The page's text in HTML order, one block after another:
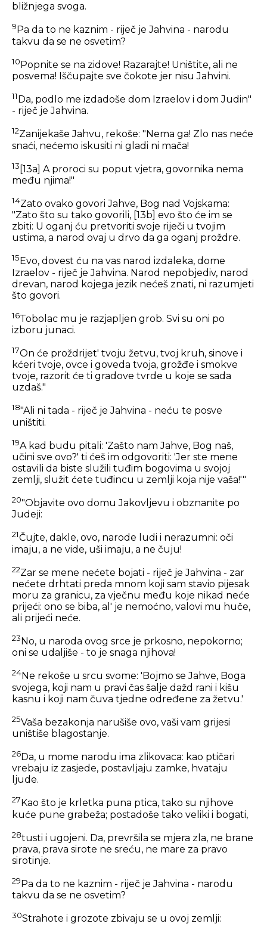
bližnjega svoga.
9 Pa da to ne kaznim - riječ je Jahvina - narodu
takvu da se ne osvetim?
10Popnite se na zidove! Razarajte! Uništite, ali ne
posvema! Iščupajte sve čokote jer nisu Jahvini.
11 Da, podlo me izdadoše dom Izraelov i dom Judin"
- riječ je Jahvina.
12Zanijekaše Jahvu, rekoše: "Nema ga! Zlo nas neće
snaći, nećemo iskusiti ni gladi ni mača!
13 [13a] A proroci su poput vjetra, govornika nema
među njima!"
14Zato ovako govori Jahve, Bog nad Vojskama:
"Zato što su tako govorili, [13b] evo što će im se
zbiti: U oganj ću pretvoriti svoje riječi u tvojim
ustima, a narod ovaj u drvo da ga oganj proždre.
15 Evo, dovest ću na vas narod izdaleka, dome
Izraelov - riječ je Jahvina. Narod nepobjediv, narod
drevan, narod kojega jezik nećeš znati, ni razumjeti
što govori.
16Tobolac mu je razjapljen grob. Svi su oni po
izboru junaci.
17On će proždrijet' tvoju žetvu, tvoj kruh, sinove i
kćeri tvoje, ovce i goveda tvoja, grožđe i smokve
tvoje, razorit će ti gradove tvrde u koje se sada
uzdaš."
18"Ali ni tada - riječ je Jahvina - neću te posve
uništiti.
19A kad budu pitali: 'Zašto nam Jahve, Bog naš,
učini sve ovo?' ti ćeš im odgovoriti: 'Jer ste mene
ostavili da biste služili tuđim bogovima u svojoj
zemlji, služit ćete tuđincu u zemlji koja nije vaša!'"
20"Objavite ovo domu Jakovljevu i obznanite po
Judeji:
21Čujte, dakle, ovo, narode ludi i nerazumni: oči
imaju, a ne vide, uši imaju, a ne čuju!
22Zar se mene nećete bojati - riječ je Jahvina - zar
nećete drhtati preda mnom koji sam stavio pijesak
moru za granicu, za vječnu među koje nikad neće
prijeći: ono se biba, al' je nemoćno, valovi mu huče,
ali prijeći neće.
23 No, u naroda ovog srce je prkosno, nepokorno;
oni se udaljiše - to je snaga njihova!
24Ne rekoše u srcu svome: 'Bojmo se Jahve, Boga
svojega, koji nam u pravi čas šalje dažd rani i kišu
kasnu i koji nam čuva tjedne određene za žetvu.'
25Vaša bezakonja narušiše ovo, vaši vam grijesi
uništiše blagostanje.
26Da, u mome narodu ima zlikovaca: kao ptičari
vrebaju iz zasjede, postavljaju zamke, hvataju
ljude.
27 Kao što je krletka puna ptica, tako su njihove
kuće pune grabeža; postadoše tako veliki i bogati,
28tusti i ugojeni. Da, prevršila se mjera zla, ne brane
prava, prava sirote ne sreću, ne mare za pravo
sirotinje.
29 Pa da to ne kaznim - riječ je Jahvina - narodu
takvu da se ne osvetim?
30Strahote i grozote zbivaju se u ovoj zemlji: